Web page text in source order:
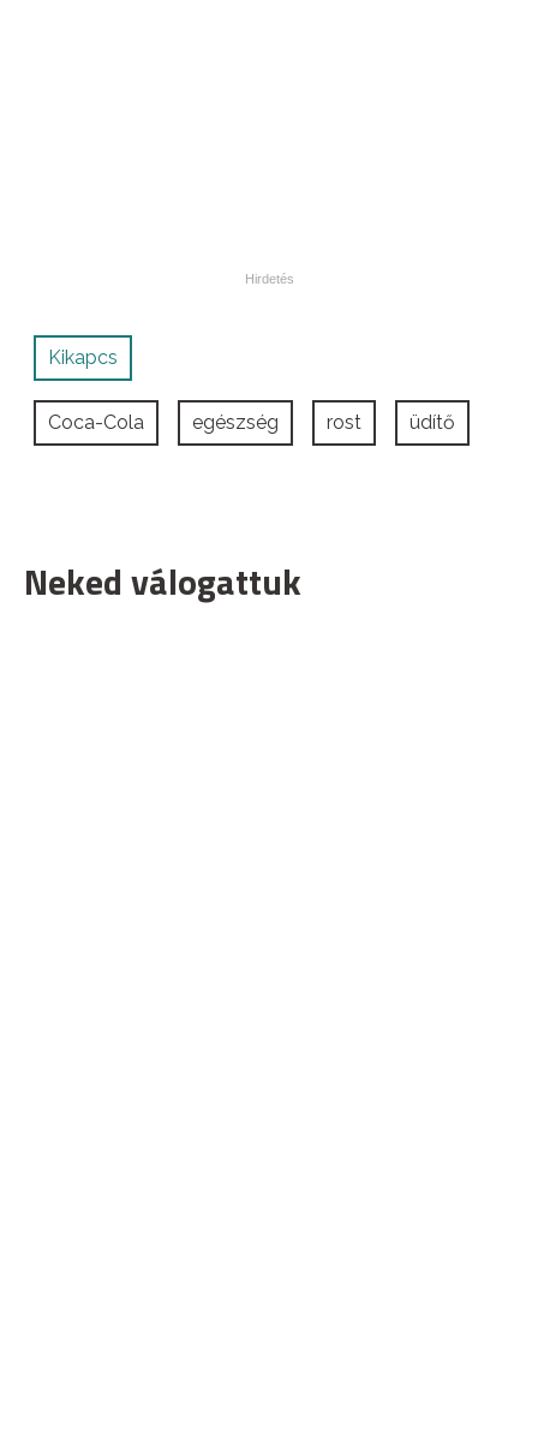
Kikapcs
Coca-Cola egészség rost üdítő
Neked válogattuk